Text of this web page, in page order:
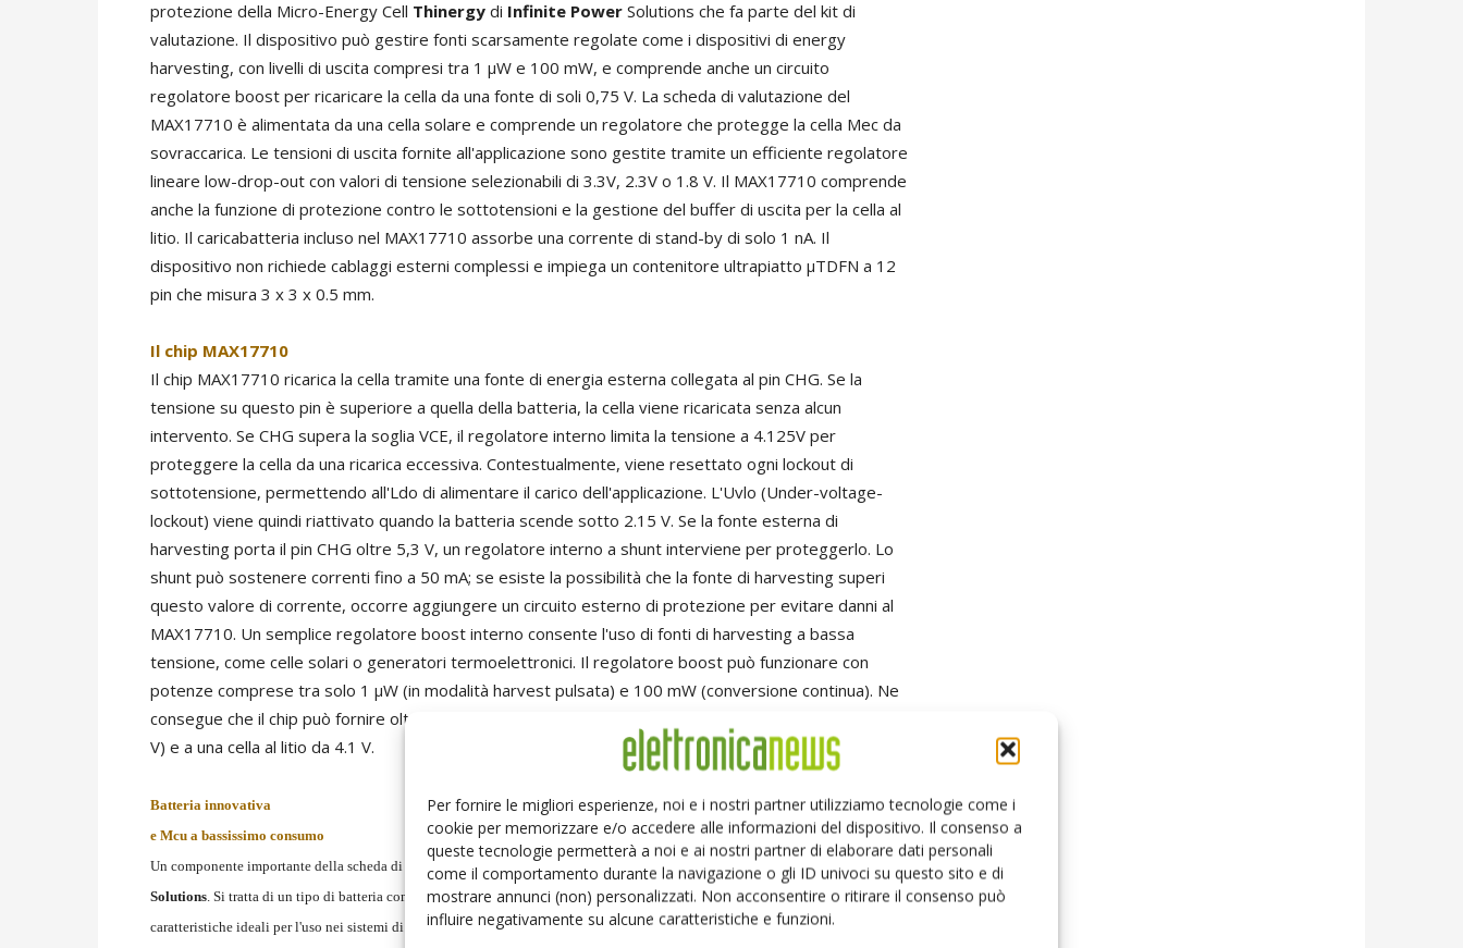
Per fornire le migliori esperienze, noi e i nostri partner utilizziamo tecnologie come i
cookie per memorizzare e/o accedere alle informazioni del dispositivo. Il consenso a
queste tecnologie permetterà a noi e ai nostri partner di elaborare dati personali
come il comportamento durante la navigazione o gli ID univoci su questo sito e di
mostrare annunci (non) personalizzati. Non acconsentire o ritirare il consenso può
influire negativamente su alcune caratteristiche e funzioni.
protezione della Micro-Energy Cell Thinergy di Infinite Power Solutions che fa parte del kit di
valutazione. Il dispositivo può gestire fonti scarsamente regolate come i dispositivi di energy
harvesting, con livelli di uscita compresi tra 1 µW e 100 mW, e comprende anche un circuito
regolatore boost per ricaricare la cella da una fonte di soli 0,75 V. La scheda di valutazione del
MAX17710 è alimentata da una cella solare e comprende un regolatore che protegge la cella Mec da
sovraccarica. Le tensioni di uscita fornite all'applicazione sono gestite tramite un efficiente regolatore
lineare low-drop-out con valori di tensione selezionabili di 3.3V, 2.3V o 1.8 V. Il MAX17710 comprende
anche la funzione di protezione contro le sottotensioni e la gestione del buffer di uscita per la cella al
litio. Il caricabatteria incluso nel MAX17710 assorbe una corrente di stand-by di solo 1 nA. Il
dispositivo non richiede cablaggi esterni complessi e impiega un contenitore ultrapiatto µTDFN a 12
pin che misura 3 x 3 x 0.5 mm.
Il chip MAX17710
Il chip MAX17710 ricarica la cella tramite una fonte di energia esterna collegata al pin CHG. Se la
tensione su questo pin è superiore a quella della batteria, la cella viene ricaricata senza alcun
intervento. Se CHG supera la soglia VCE, il regolatore interno limita la tensione a 4.125V per
proteggere la cella da una ricarica eccessiva. Contestualmente, viene resettato ogni lockout di
sottotensione, permettendo all'Ldo di alimentare il carico dell'applicazione. L'Uvlo (Under-voltage-
lockout) viene quindi riattivato quando la batteria scende sotto 2.15 V. Se la fonte esterna di
harvesting porta il pin CHG oltre 5,3 V, un regolatore interno a shunt interviene per proteggerlo. Lo
shunt può sostenere correnti fino a 50 mA; se esiste la possibilità che la fonte di harvesting superi
questo valore di corrente, occorre aggiungere un circuito esterno di protezione per evitare danni al
MAX17710. Un semplice regolatore boost interno consente l'uso di fonti di harvesting a bassa
tensione, come celle solari o generatori termoelettronici. Il regolatore boost può funzionare con
potenze comprese tra solo 1 µW (in modalità harvest pulsata) e 100 mW (conversione continua). Ne
consegue che il chip può fornire oltre 20 mA (80mW), se abbinato a una fonte harvesting adatta (0,8
V) e a una cella al litio da 4.1 V.
Batteria innovativa
e Mcu a bassissimo consumo
Un componente importante della scheda di valutazione del MAX17710 è la
Micro Energy Cell Thinergy diInfinite Power
Solutions. Si tratta di un tipo di batteria completamente nuovo, a stato solido, con una durata pari all'intera vita del sistema e
caratteristiche ideali per l'uso nei sistemi di energy harvesting. Può trattare alti valori di corrente e offre una densità di potenza